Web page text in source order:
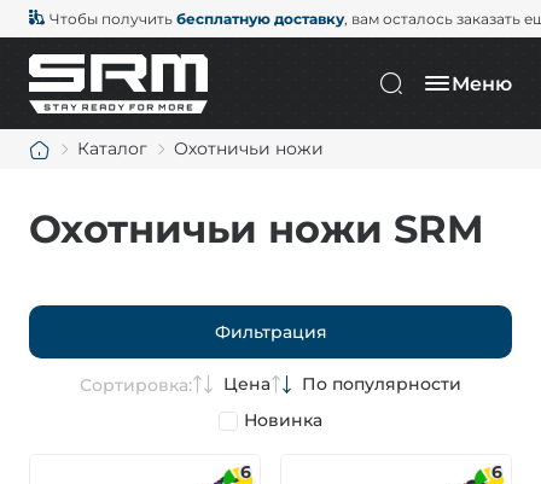
Чтобы получить бесплатную доставку, вам осталось заказать
Меню
Каталог Охотничьи ножи
Охотничьи ножи SRM
Фильтрация
Сортировка: Цена
По популярности
Новинка
6
6